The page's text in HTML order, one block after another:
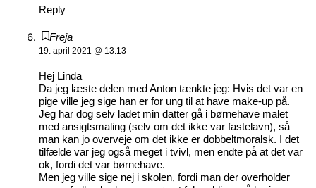
Reply
Freja
19. april 2021 @ 13:13
Hej Linda
Da jeg læste delen med Anton tænkte jeg: Hvis det var en
pige ville jeg sige han er for ung til at have make-up på.
Jeg har dog selv ladet min datter gå i børnehave malet
med ansigtsmaling (selv om det ikke var fastelavn), så
man kan jo overveje om det ikke er dobbeltmoralsk. I det
tilfælde var jeg også meget i tvivl, men endte på at det var
ok, fordi det var børnehave.
Men jeg ville sige nej i skolen, fordi man der overholder